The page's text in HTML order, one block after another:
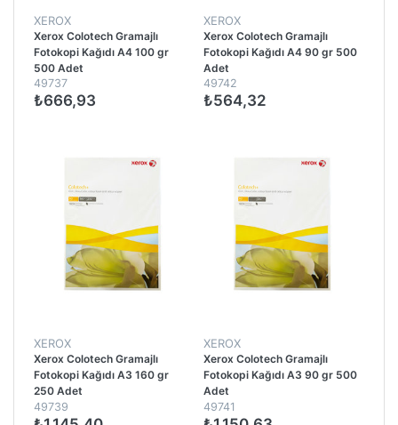
XEROX
Xerox Colotech Gramajlı
Fotokopi Kağıdı A4 100 gr
500 Adet
49737
₺666,93
XEROX
Xerox Colotech Gramajlı
Fotokopi Kağıdı A4 90 gr 500
Adet
49742
₺564,32
XEROX
Xerox Colotech Gramajlı
Fotokopi Kağıdı A3 160 gr
250 Adet
49739
XEROX
Xerox Colotech Gramajlı
Fotokopi Kağıdı A3 90 gr 500
Adet
49741